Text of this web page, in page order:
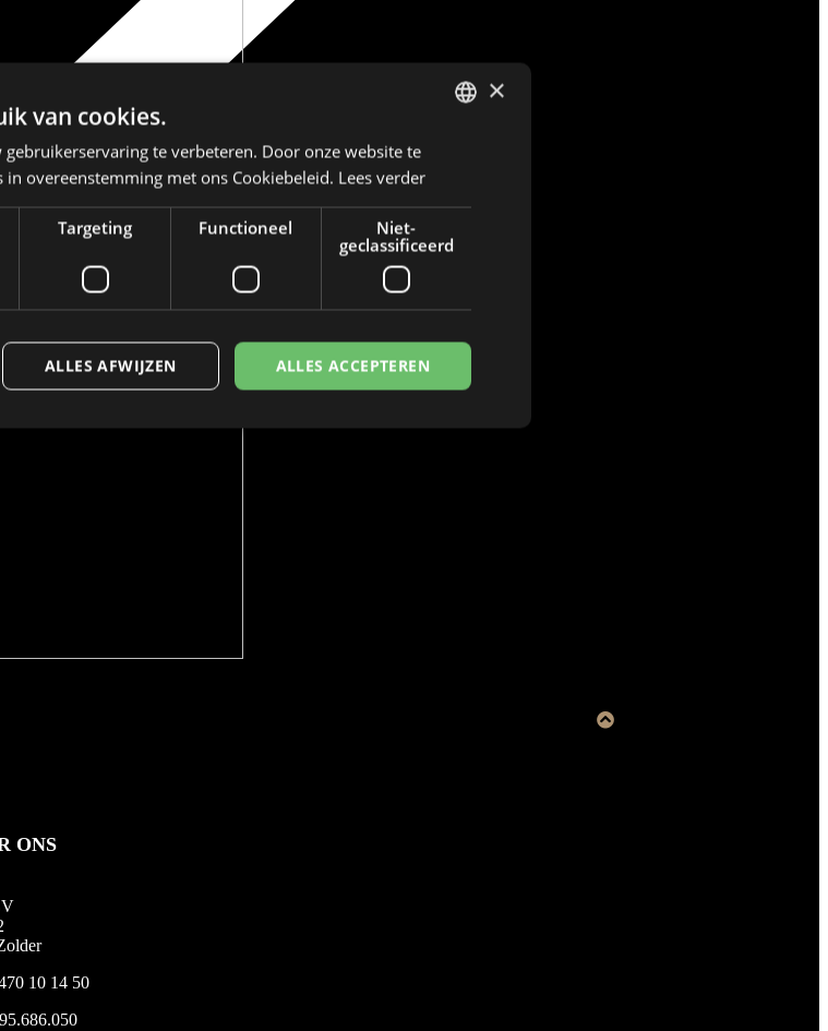
ONS
10 14 50
×
van cookies.
te verbeteren. Door onze website te
overeenstemming met ons Cookiebeleid. Lees verder
Targeting Functioneel
Niet-
geclassificeerd
ALLES ACCEPTEREN
ALLES AFWIJZEN